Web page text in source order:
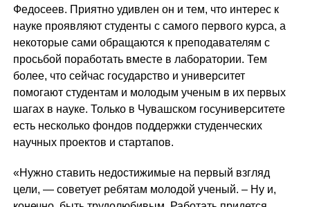
Федосеев. Приятно удивлен он и тем, что интерес к
науке проявляют студенты с самого первого курса, а
некоторые сами обращаются к преподавателям с
просьбой поработать вместе в лаборатории. Тем
более, что сейчас государство и университет
помогают студентам и молодым ученым в их первых
шагах в науке. Только в Чувашском госуниверситете
есть несколько фондов поддержки студенческих
научных проектов и стартапов.
«Нужно ставить недостижимые на первый взгляд
цели, — советует ребятам молодой ученый. – Ну и,